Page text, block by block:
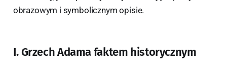
obrazowym i symbolicznym opisie.
I. Grzech Adama faktem historycznym